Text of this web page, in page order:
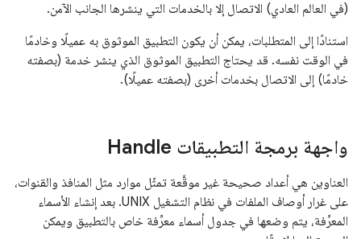
(في العالم العادي) الاتصال إلا بالخدمات التي ينشرها الجانب الآمن.
استنادًا إلى المتطلبات، يمكن أن يكون التطبيق الموثوق به عميلًا وخادمًا
في الوقت نفسه. قد يحتاج التطبيق الموثوق الذي ينشر خدمة (بصفته
خادمًا) إلى الاتصال بخدمات أخرى (بصفته عميلًا).
واجهة برمجة التطبيقات Handle
العناوين هي أعداد صحيحة غير موقَّعة تمثّل موارد مثل المنافذ والقنوات،
على غرار أوصاف الملفات في نظام التشغيل UNIX. بعد إنشاء الأسماء
المعرِّفة، يتم وضعها في جدول أسماء معرِّفة خاص بالتطبيق ويمكن